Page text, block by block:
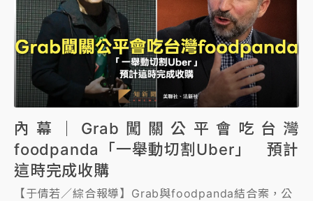
內幕｜Grab闖關公平會吃台灣
foodpanda「一舉動切割Uber」 預計
這時完成收購
【于倩若／綜合報導】Grab與foodpanda結合案，公